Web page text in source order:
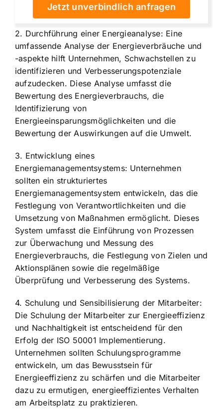
Jetzt unverbindlich anfragen
2. Durchführung einer Energieanalyse: Eine
umfassende Analyse der Energieverbräuche und
-aspekte hilft Unternehmen, Schwachstellen zu
identifizieren und Verbesserungspotenziale
aufzudecken. Diese Analyse umfasst die
Bewertung des Energieverbrauchs, die
Identifizierung von
Energieeinsparungsmöglichkeiten und die
Bewertung der Auswirkungen auf die Umwelt.
3. Entwicklung eines
Energiemanagementsystems: Unternehmen
sollten ein strukturiertes
Energiemanagementsystem entwickeln, das die
Festlegung von Verantwortlichkeiten und die
Umsetzung von Maßnahmen ermöglicht. Dieses
System umfasst die Einführung von Prozessen
zur Überwachung und Messung des
Energieverbrauchs, die Festlegung von Zielen und
Aktionsplänen sowie die regelmäßige
Überprüfung und Verbesserung des Systems.
4. Schulung und Sensibilisierung der Mitarbeiter:
Die Schulung der Mitarbeiter zur Energieeffizienz
und Nachhaltigkeit ist entscheidend für den
Erfolg der ISO 50001 Implementierung.
Unternehmen sollten Schulungsprogramme
entwickeln, um das Bewusstsein für
Energieeffizienz zu schärfen und die Mitarbeiter
dazu zu ermutigen, energieeffizientes Verhalten
am Arbeitsplatz zu praktizieren.